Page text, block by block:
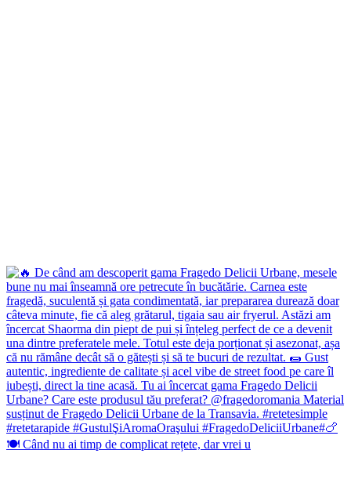
🍽️ Când nu ai timp de complicat rețete, dar vrei u